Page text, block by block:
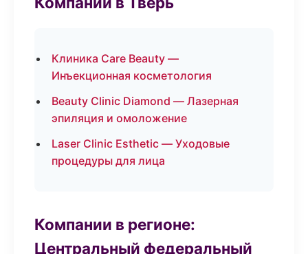
Клиника Care Beauty —
Инъекционная косметология
Beauty Clinic Diamond — Лазерная
эпиляция и омоложение
Laser Clinic Esthetic — Уходовые
процедуры для лица
Компании в регионе:
Центральный федеральный